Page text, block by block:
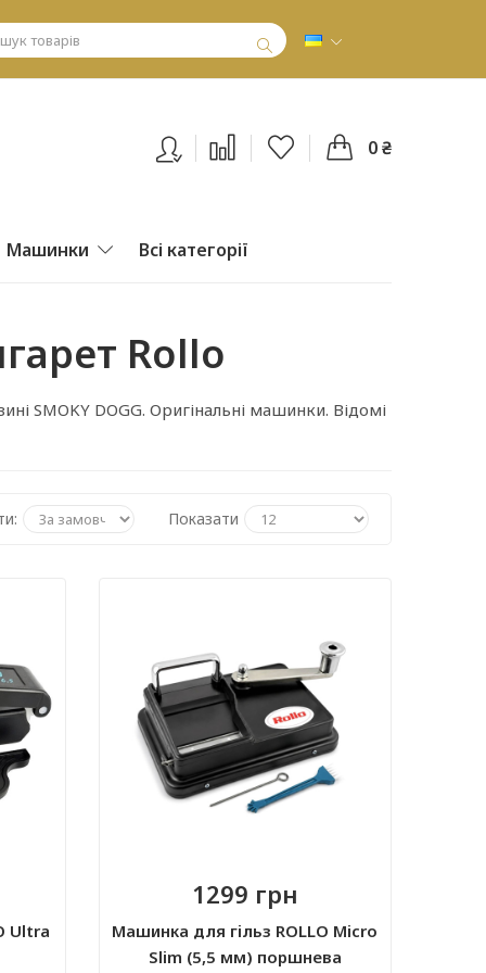
0 ₴
Машинки Всі категорії
Rollo
SMOKY DOGG. Оригінальні машинки. Відомі
Показати
Ultra
1299 грн
Машинка для гільз ROLLO Micro
Slim (5,5 мм) поршнева